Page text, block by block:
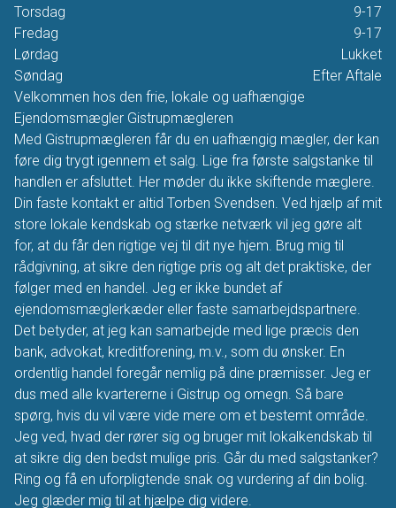
Torsdag
9-17
Fredag
9-17
Lørdag
Lukket
Søndag
Efter Aftale
Velkommen hos den frie, lokale og uafhængige
Ejendomsmægler Gistrupmægleren
Med Gistrupmægleren får du en uafhængig mægler, der kan
føre dig trygt igennem et salg. Lige fra første salgstanke til
handlen er afsluttet. Her møder du ikke skiftende mæglere.
Din faste kontakt er altid Torben Svendsen. Ved hjælp af mit
store lokale kendskab og stærke netværk vil jeg gøre alt
for, at du får den rigtige vej til dit nye hjem. Brug mig til
rådgivning, at sikre den rigtige pris og alt det praktiske, der
følger med en handel. Jeg er ikke bundet af
ejendomsmæglerkæder eller faste samarbejdspartnere.
Det betyder, at jeg kan samarbejde med lige præcis den
bank, advokat, kreditforening, m.v., som du ønsker. En
ordentlig handel foregår nemlig på dine præmisser. Jeg er
dus med alle kvartererne i Gistrup og omegn. Så bare
spørg, hvis du vil være vide mere om et bestemt område.
Jeg ved, hvad der rører sig og bruger mit lokalkendskab til
at sikre dig den bedst mulige pris. Går du med salgstanker?
Ring og få en uforpligtende snak og vurdering af din bolig.
Jeg glæder mig til at hjælpe dig videre.